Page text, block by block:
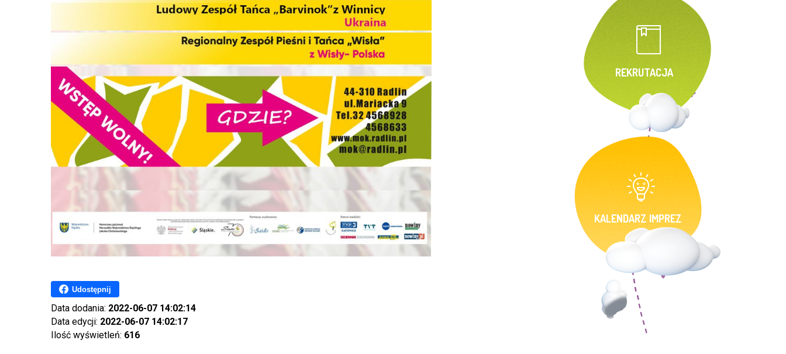
Udostępnij
Data dodania: 2022-06-07 14:02:14
Data edycji: 2022-06-07 14:02:17
Ilość wyświetleń: 616
REKRUTACJA
KALENDARZ IMPREZ